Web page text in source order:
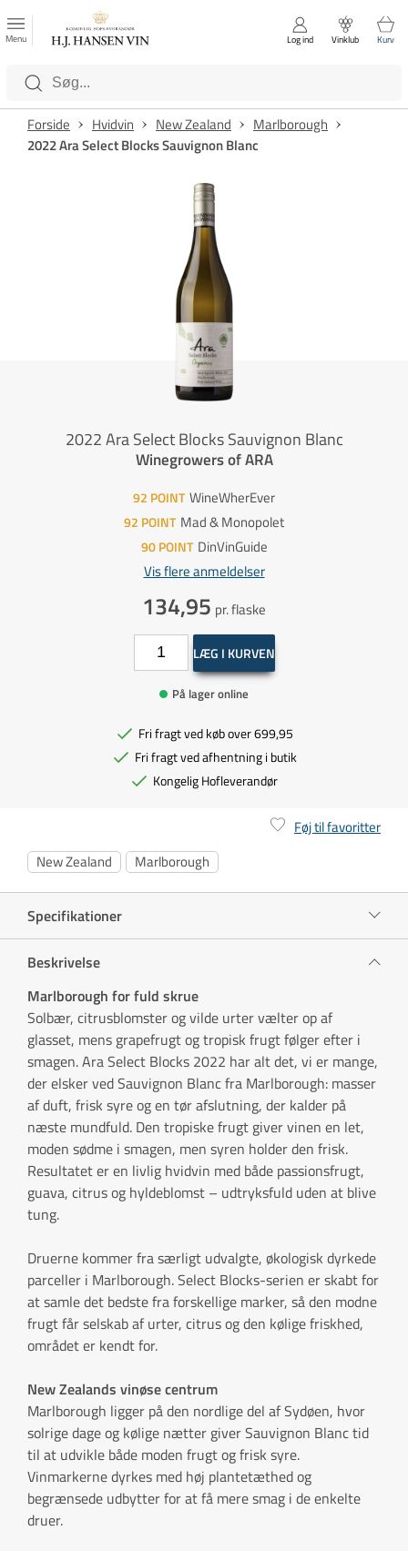
Luk
Kategorier
Menu Log ind Vinklub Kurv
Forside Hvidvin New Zealand
Marlborough
2022 Ara Select Blocks Sauvignon Blanc
2022 Ara Select Blocks Sauvignon Blanc
Winegrowers of ARA
92 POINT WineWherEver
92 POINT Mad & Monopolet
90 POINT DinVinGuide
Vis flere anmeldelser
134,95 pr. flaske
LÆG I KURVEN
På lager online
Fri fragt ved køb over 699,95
Fri fragt ved afhentning i butik
Kongelig Hofleverandør
Føj til favoritter
New Zealand
Marlborough
Specifikationer
Beskrivelse
Marlborough for fuld skrue
Solbær, citrusblomster og vilde urter vælter op af
glasset, mens grapefrugt og tropisk frugt følger efter i
smagen. Ara Select Blocks 2022 har alt det, vi er mange,
der elsker ved Sauvignon Blanc fra Marlborough: masser
af duft, frisk syre og en tør afslutning, der kalder på
næste mundfuld. Den tropiske frugt giver vinen en let,
moden sødme i smagen, men syren holder den frisk.
Resultatet er en livlig hvidvin med både passionsfrugt,
guava, citrus og hyldeblomst – udtryksfuld uden at blive
tung.
Druerne kommer fra særligt udvalgte, økologisk dyrkede
parceller i Marlborough. Select Blocks-serien er skabt for
at samle det bedste fra forskellige marker, så den modne
frugt får selskab af urter, citrus og den kølige friskhed,
området er kendt for.
New Zealands vinøse centrum
Marlborough ligger på den nordlige del af Sydøen, hvor
solrige dage og kølige nætter giver Sauvignon Blanc tid
til at udvikle både moden frugt og frisk syre.
Vinmarkerne dyrkes med høj plantetæthed og
begrænsede udbytter for at få mere smag i de enkelte
druer.